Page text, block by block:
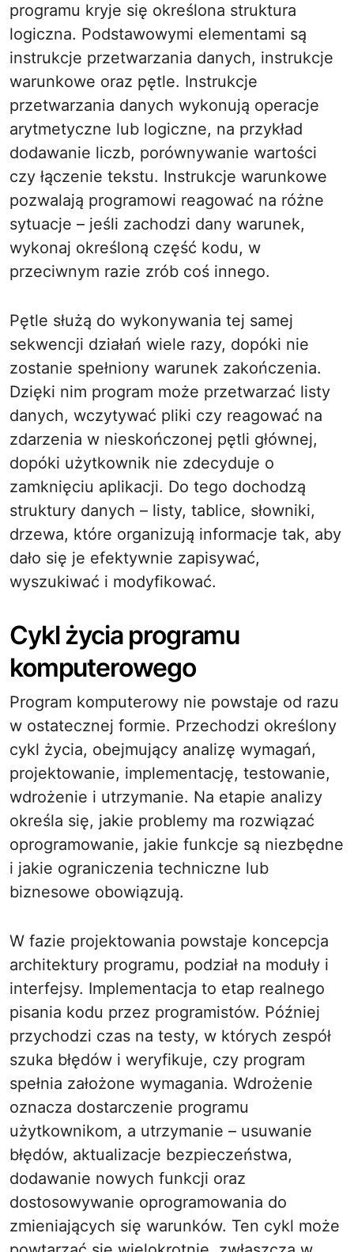
programu kryje się określona struktura
logiczna. Podstawowymi elementami są
instrukcje przetwarzania danych, instrukcje
warunkowe oraz pętle. Instrukcje
przetwarzania danych wykonują operacje
arytmetyczne lub logiczne, na przykład
dodawanie liczb, porównywanie wartości
czy łączenie tekstu. Instrukcje warunkowe
pozwalają programowi reagować na różne
sytuacje – jeśli zachodzi dany warunek,
wykonaj określoną część kodu, w
przeciwnym razie zrób coś innego.
Pętle służą do wykonywania tej samej
sekwencji działań wiele razy, dopóki nie
zostanie spełniony warunek zakończenia.
Dzięki nim program może przetwarzać listy
danych, wczytywać pliki czy reagować na
zdarzenia w nieskończonej pętli głównej,
dopóki użytkownik nie zdecyduje o
zamknięciu aplikacji. Do tego dochodzą
struktury danych – listy, tablice, słowniki,
drzewa, które organizują informacje tak, aby
dało się je efektywnie zapisywać,
wyszukiwać i modyfikować.
Cykl życia programu
komputerowego
Program komputerowy nie powstaje od razu
w ostatecznej formie. Przechodzi określony
cykl życia, obejmujący analizę wymagań,
projektowanie, implementację, testowanie,
wdrożenie i utrzymanie. Na etapie analizy
określa się, jakie problemy ma rozwiązać
oprogramowanie, jakie funkcje są niezbędne
i jakie ograniczenia techniczne lub
biznesowe obowiązują.
W fazie projektowania powstaje koncepcja
architektury programu, podział na moduły i
interfejsy. Implementacja to etap realnego
pisania kodu przez programistów. Później
przychodzi czas na testy, w których zespół
szuka błędów i weryfikuje, czy program
spełnia założone wymagania. Wdrożenie
oznacza dostarczenie programu
użytkownikom, a utrzymanie – usuwanie
błędów, aktualizacje bezpieczeństwa,
dodawanie nowych funkcji oraz
dostosowywanie oprogramowania do
zmieniających się warunków. Ten cykl może